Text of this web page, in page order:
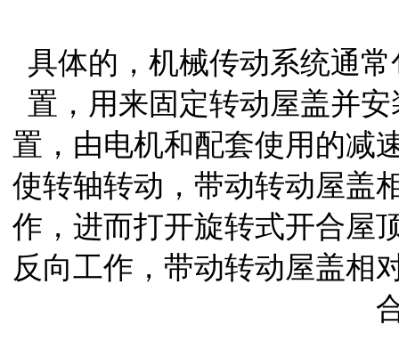
具体的，机械传动系统通
置，用来固定转动屋盖并
置，由电机和配套使用的减
使转轴转动，带动转动屋盖
作，进而打开旋转式开合屋
反向工作，带动转动屋盖相